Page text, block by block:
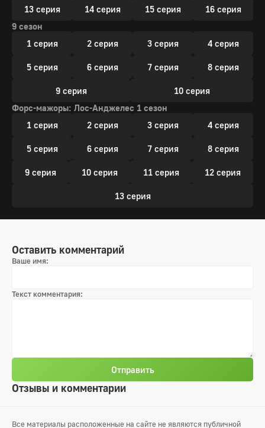
13 серия 14 серия 15 серия
16 серия
9 сезон
1 серия
2 серия 3 серия 4 серия
5 серия 6 серия 7 серия 8 серия
9 серия
10 серия
Форс-мажоры: Лос-Анджелес 1 сезон
1 серия
2 серия 3 серия 4 серия
5 серия 6 серия 7 серия 8 серия
9 серия 10 серия 11 серия 12 серия
13 серия
Отзывы и комментарии
Оставить комментарий
Ваше имя:
Текст комментария:
Отправить
Все материалы расположенные на сайте не являются публичной